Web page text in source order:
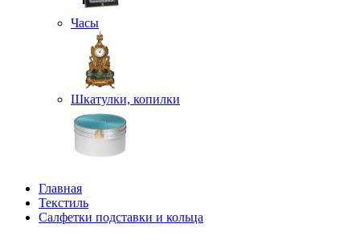
Часы
Шкатулки, копилки
Главная
Текстиль
Салфетки подставки и кольца